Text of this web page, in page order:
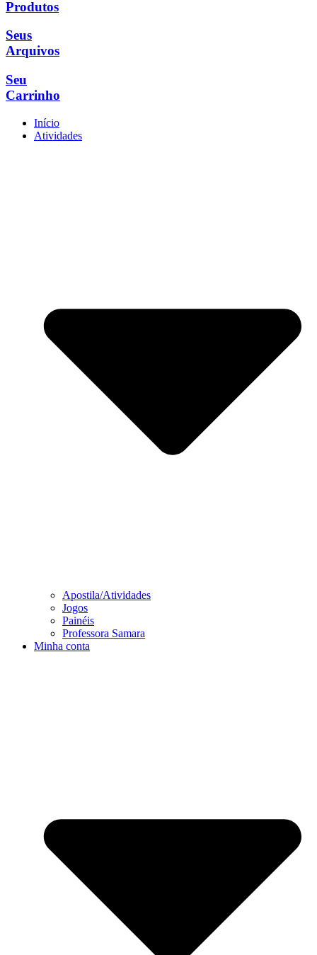
Produtos
Seus
Arquivos
Seu
Carrinho
Início
Atividades
Apostila/Atividades
Jogos
Painéis
Professora Samara
Minha conta